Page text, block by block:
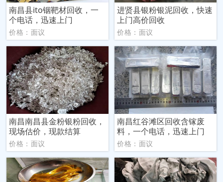
南昌县ito铟靶材回收，一
个电话，迅速上门
价格：面议
进贤县银粉银泥回收，快速
上门高价回收
价格：面议
南昌南昌县金粉银粉回收，
现场估价，现款结算
价格：面议
南昌红谷滩区回收含镓废
料，一个电话，迅速上门
价格：面议